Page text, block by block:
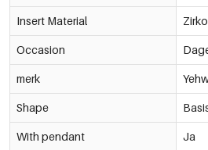
Insert Material
Occasion
merk
Shape
With pendant Ja